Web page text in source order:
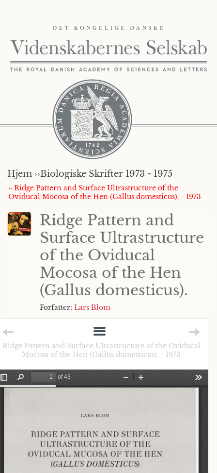
Hjem ››Biologiske Skrifter 1973 - 1975
›› Ridge Pattern and Surface Ultrastructure of the
Oviducal Mocosa of the Hen (Gallus domesticus). - 1973
Ridge Pattern and
Surface Ultrastructure
of the Oviducal
Mocosa of the Hen
(Gallus domesticus).
Forfatter: Lars Blom
Ridge Pattern and Surface Ultrastructure of the Oviducal
Mocosa of the Hen (Gallus domesticus). - 1973